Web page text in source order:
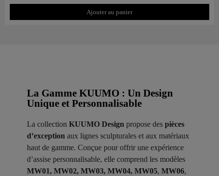
Ajouter au panier
La Gamme KUUMO : Un Design
Unique et Personnalisable
La collection KUUMO Design propose des pièces
d’exception aux lignes sculpturales et aux matériaux
haut de gamme. Conçue pour offrir une expérience
d’assise personnalisable, elle comprend les modèles
MW01, MW02, MW03, MW04, MW05, MW06,